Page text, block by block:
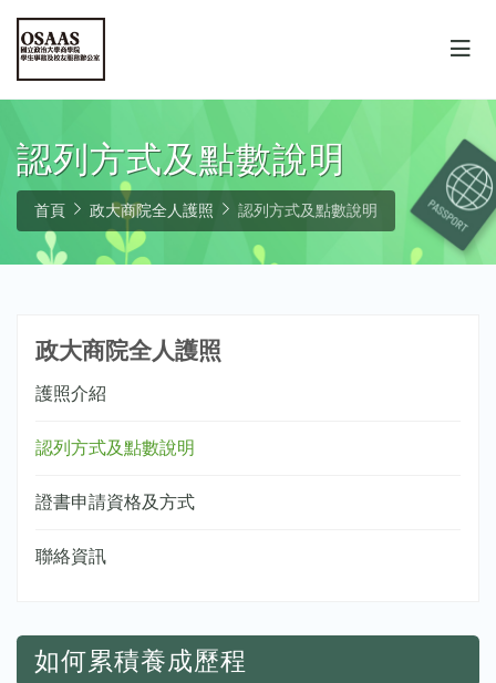
認列方式及點數說明
首頁 政大商院全人護照 認列方式及點數說明
政大商院全人護照
護照介紹
認列方式及點數說明
證書申請資格及方式
聯絡資訊
如何累積養成歷程